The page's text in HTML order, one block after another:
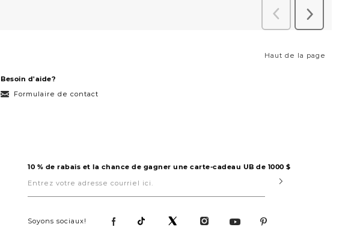
Haut de la page
Besoin d'aide?
Formulaire de contact
10 % de rabais et la chance de gagner une carte-cadeau UB de 1000 $
votre
Submit
Soyons sociaux!